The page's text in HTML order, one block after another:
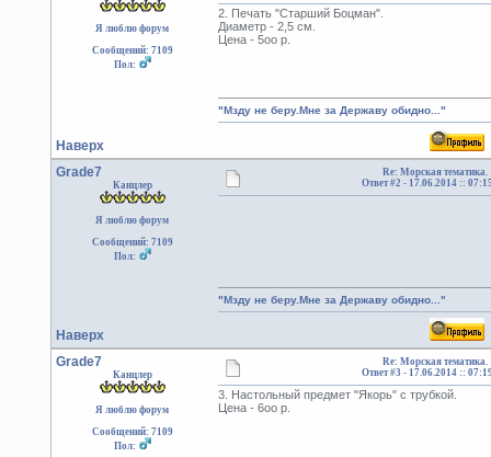
Я люблю форум
Сообщений: 7109
Пол:
2. Печать "Старший Боцман".
Диаметр - 2,5 см.
Цена - 5оо р.
Наверх
"Мзду не беру.Мне за Державу обидно..."
Grade7
Канцлер
Я люблю форум
Сообщений: 7109
Пол:
Re: Морская тематика.
Ответ #2 - 17.06.2014 ::
Наверх
"Мзду не беру.Мне за Державу обидно..."
Grade7
Канцлер
Я люблю форум
Сообщений: 7109
Пол:
Re: Морская тематика.
Ответ #3 - 17.06.2014 ::
3. Настольный предмет "Якорь" с трубкой.
Цена - 6оо р.